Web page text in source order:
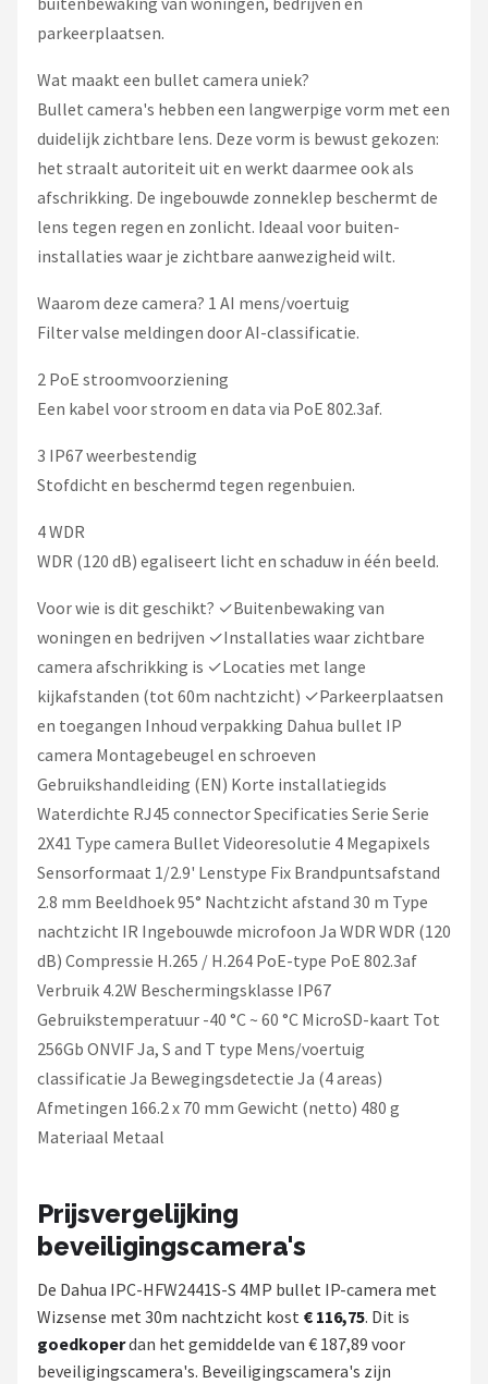
parkeerplaatsen.
Wat maakt een bullet camera uniek?
Bullet camera's hebben een langwerpige vorm met een
duidelijk zichtbare lens. Deze vorm is bewust gekozen:
het straalt autoriteit uit en werkt daarmee ook als
afschrikking. De ingebouwde zonneklep beschermt de
lens tegen regen en zonlicht. Ideaal voor buiten-
installaties waar je zichtbare aanwezigheid wilt.
Waarom deze camera? 1 AI mens/voertuig
Filter valse meldingen door AI-classificatie.
2 PoE stroomvoorziening
Een kabel voor stroom en data via PoE 802.3af.
3 IP67 weerbestendig
Stofdicht en beschermd tegen regenbuien.
4 WDR
WDR (120 dB) egaliseert licht en schaduw in één beeld.
Voor wie is dit geschikt? ✓Buitenbewaking van
woningen en bedrijven ✓Installaties waar zichtbare
camera afschrikking is ✓Locaties met lange
kijkafstanden (tot 60m nachtzicht) ✓Parkeerplaatsen
en toegangen Inhoud verpakking Dahua bullet IP
camera Montagebeugel en schroeven
Gebruikshandleiding (EN) Korte installatiegids
Waterdichte RJ45 connector Specificaties Serie Serie
2X41 Type camera Bullet Videoresolutie 4 Megapixels
Sensorformaat 1/2.9' Lenstype Fix Brandpuntsafstand
2.8 mm Beeldhoek 95° Nachtzicht afstand 30 m Type
nachtzicht IR Ingebouwde microfoon Ja WDR WDR (120
dB) Compressie H.265 / H.264 PoE-type PoE 802.3af
Verbruik 4.2W Beschermingsklasse IP67
Gebruikstemperatuur -40 °C ~ 60 °C MicroSD-kaart Tot
256Gb ONVIF Ja, S and T type Mens/voertuig
classificatie Ja Bewegingsdetectie Ja (4 areas)
Afmetingen 166.2 x 70 mm Gewicht (netto) 480 g
Materiaal Metaal
Prijsvergelijking
beveiligingscamera's
De Dahua IPC-HFW2441S-S 4MP bullet IP-camera met
Wizsense met 30m nachtzicht kost € 116,75. Dit is
goedkoperdan het gemiddelde van € 187,89 voor
beveiligingscamera's. Beveiligingscamera's zijn